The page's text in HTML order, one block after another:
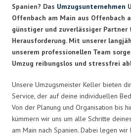
Spanien? Das Umzugsunternehmen
Offenbach am Main aus Offenbach
günstiger und zuverlässiger Partner
Herausforderung. Mit unserer
unserem professionellen Team
Umzug reibungslos und stressfrei
Unsere Umzugsmeister Keller bieten
Service, der auf deine individuellen
Von der Planung und Organisation bis
kümmern wir uns um alle Schritte
am Main nach Spanien. Dabei legen